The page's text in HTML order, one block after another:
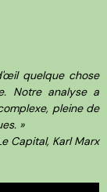
quelque chose
Notre analyse a
pleine de
»
Capital, Karl Marx